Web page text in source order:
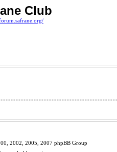
Club
2002, 2005, 2007 phpBB Group